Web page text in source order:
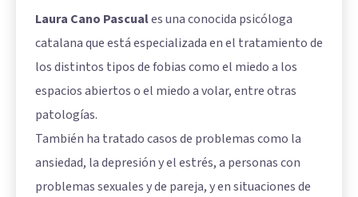
Laura Cano Pascuales una conocida psicóloga
catalana que está especializada en el tratamiento de
los distintos tipos de fobias como el miedo a los
espacios abiertos o el miedo a volar, entre otras
patologías.
También ha tratado casos de problemas como la
ansiedad, la depresión y el estrés, a personas con
problemas sexuales y de pareja, y en situaciones de